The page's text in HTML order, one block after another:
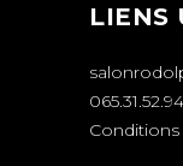
LIENS
065.31.52.94